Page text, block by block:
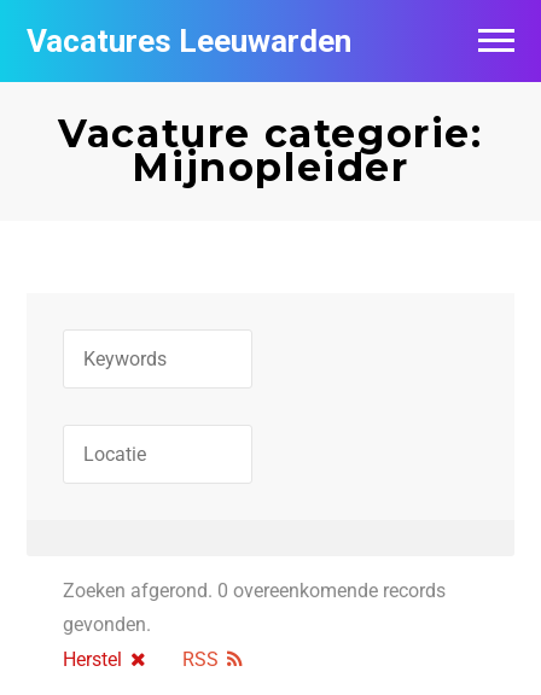
Vacatures Leeuwarden
Vacature categorie:
Mijnopleider
Zoeken afgerond. 0 overeenkomende records
gevonden.
Herstel
RSS
Vacatures per bedrijf
De populairste vacatures in Leeuwarden